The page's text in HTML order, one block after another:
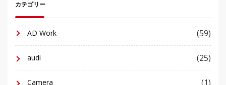
カテゴリー
AD Work (59)
audi (25)
Camera (1)